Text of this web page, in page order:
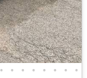
• • • • • • • •